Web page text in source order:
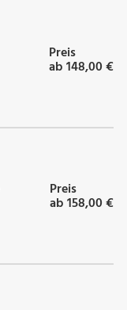
Preis
ab 148,00 €
Preis
ab 158,00 €